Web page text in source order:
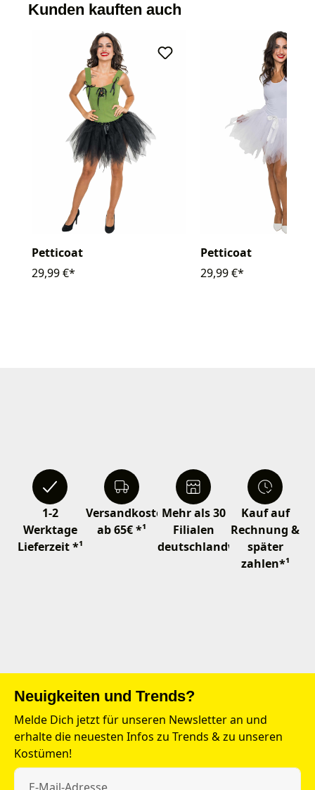
Kunden kauften auch
Petticoat
29,99 €*
Petticoat
29,99 €*
1-2
Werktage
Lieferzeit *¹
Versandkostenfrei
ab 65€ *¹
Mehr als 30
Filialen
deutschlandweit
Kauf auf
Rechnung &
später
zahlen*¹
Neuigkeiten und Trends?
Melde Dich jetzt für unseren Newsletter an und
erhalte die neuesten Infos zu Trends & zu unseren
Kostümen!